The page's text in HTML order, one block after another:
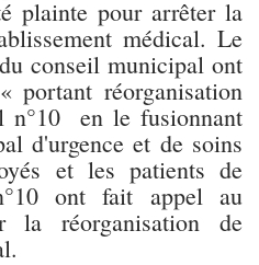
plainte pour arrêter la
médical. Le
conseil municipal ont
portant réorganisation
n°10 en le fusionnant
d'urgence et de soins
et les patients de
ont fait appel au
la réorganisation de